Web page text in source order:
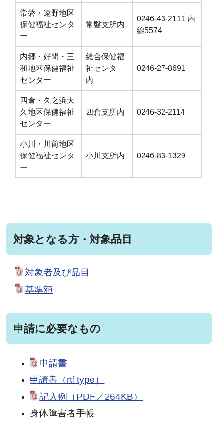
常磐・遠野地区
保健福祉センタ
ー
常磐支所内
0246-43-2111 内
線5574
内郷・好間・三
和地区保健福祉
センター
総合保健福
祉センター
内
0246-27-8691
四倉・久之浜大
久地区保健福祉
センター
四倉支所内 0246-32-2114
小川・川前地区
保健福祉センタ
ー
小川支所内 0246-83-1329
対象となる方・対象品目
対象者及び品目
基準額
申請に必要なもの
申請書
申請書（rtf type）
記入例（PDF／264KB）
身体障害者手帳